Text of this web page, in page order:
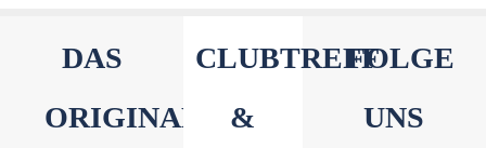
DAS
ORIGINAL
CLUBTREFF
&
FOLGE
UNS